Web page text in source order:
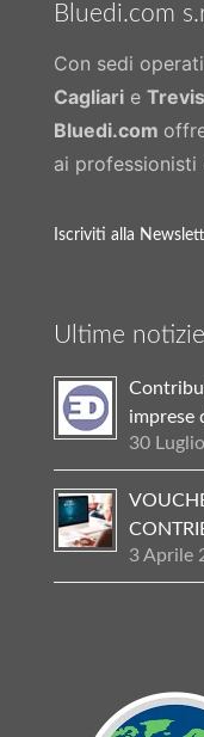
Bluedi.com
Con sedi
Cagliari e
Bluedi.com
ai
Iscriviti alla
Ultime notizie
imprese
30
3 Aprile